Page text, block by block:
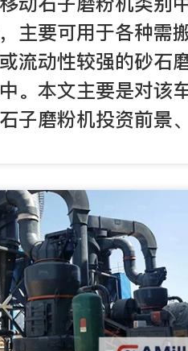
主要可用于各种需
流动性较强的砂石
。本文主要是对该
子磨粉机投资前景、